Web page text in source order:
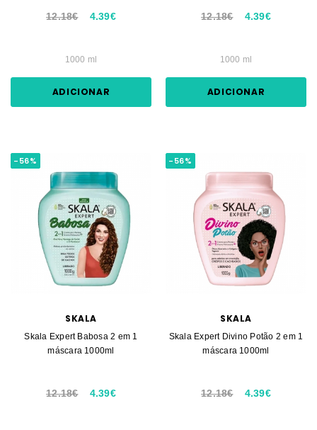
12.18€ 4.39€
1000 ml
ADICIONAR
12.18€ 4.39€
1000 ml
ADICIONAR
-56%
SKALA
Skala Expert Babosa 2 em 1
máscara 1000ml
12.18€ 4.39€
-56%
SKALA
Skala Expert Divino Potão 2 em 1
máscara 1000ml
12.18€ 4.39€